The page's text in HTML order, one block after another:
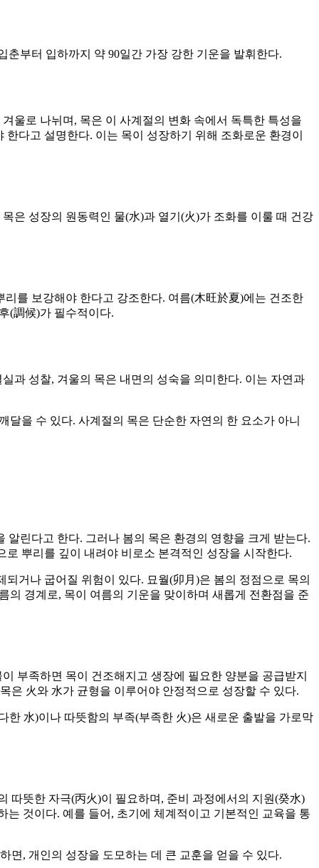
부터 입하까지 약 90일간 가장 강한 기운을 발휘한다.
울로 나뉘며, 목은 이 사계절의 변화 속에서 독특한 특성을
다고 설명한다. 이는 목이 성장하기 위해 조화로운 환경이
은 성장의 원동력인 물(水)과 열기(火)가 조화를 이룰 때 건강
를 보강해야 한다고 강조한다. 여름(木旺於夏)에는 건조한
(調候)가 필수적이다.
과 성찰, 겨울의 목은 내면의 성숙을 의미한다. 이는 자연과
을 수 있다. 사계절의 목은 단순한 자연의 한 요소가 아니
린다고 한다. 그러나 봄의 목은 환경의 영향을 크게 받는다.
뿌리를 깊이 내려야 비로소 본격적인 성장을 시작한다.
거나 굽어질 위험이 있다. 묘월(卯月)은 봄의 정점으로 목의
의 경계로, 목이 여름의 기운을 맞이하며 새롭게 전환점을 준
부족하면 목이 건조해지고 생장에 필요한 양분을 공급받지
은 火와 水가 균형을 이루어야 안정적으로 성장할 수 있다.
한 水)이나 따뜻함의 부족(부족한 火)은 새로운 출발을 가로막
따뜻한 자극(丙火)이 필요하며, 준비 과정에서의 지원(癸水)
것이다. 예를 들어, 초기에 체계적이고 기본적인 교육을 통
면, 개인의 성장을 도모하는 데 큰 교훈을 얻을 수 있다.